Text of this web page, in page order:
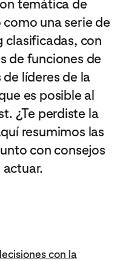
temática de
una serie de
clasificadas, con
de funciones de
líderes de la
es posible al
¿Te perdiste la
resumimos las
con consejos
con la